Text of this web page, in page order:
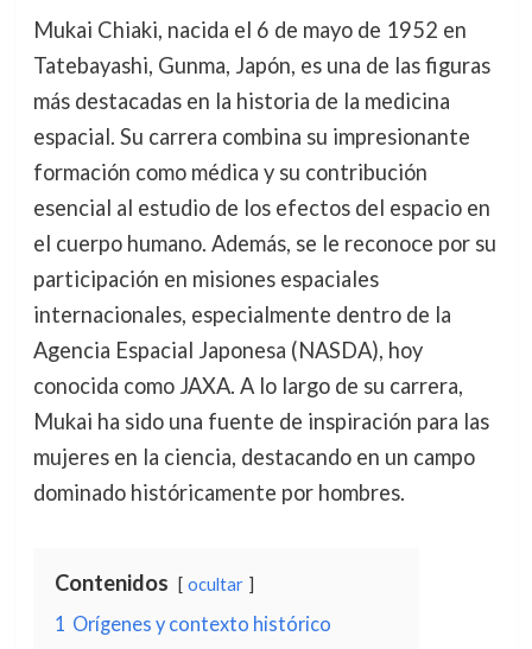
Mukai Chiaki, nacida el 6 de mayo de 1952 en
Tatebayashi, Gunma, Japón, es una de las figuras
más destacadas en la historia de la medicina
espacial. Su carrera combina su impresionante
formación como médica y su contribución
esencial al estudio de los efectos del espacio en
el cuerpo humano. Además, se le reconoce por su
participación en misiones espaciales
internacionales, especialmente dentro de la
Agencia Espacial Japonesa (NASDA), hoy
conocida como JAXA. A lo largo de su carrera,
Mukai ha sido una fuente de inspiración para las
mujeres en la ciencia, destacando en un campo
dominado históricamente por hombres.
Contenidos ocultar
1 Orígenes y contexto histórico